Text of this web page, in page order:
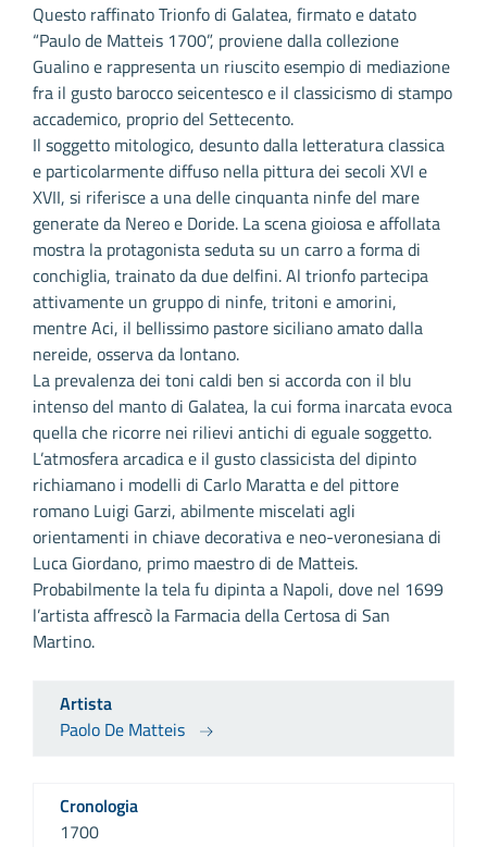
Questo raffinato Trionfo di Galatea, firmato e datato
“Paulo de Matteis 1700”, proviene dalla collezione
Gualino e rappresenta un riuscito esempio di mediazione
fra il gusto barocco seicentesco e il classicismo di stampo
accademico, proprio del Settecento.
Il soggetto mitologico, desunto dalla letteratura classica
e particolarmente diffuso nella pittura dei secoli XVI e
XVII, si riferisce a una delle cinquanta ninfe del mare
generate da Nereo e Doride. La scena gioiosa e affollata
mostra la protagonista seduta su un carro a forma di
conchiglia, trainato da due delfini. Al trionfo partecipa
attivamente un gruppo di ninfe, tritoni e amorini,
mentre Aci, il bellissimo pastore siciliano amato dalla
nereide, osserva da lontano.
La prevalenza dei toni caldi ben si accorda con il blu
intenso del manto di Galatea, la cui forma inarcata evoca
quella che ricorre nei rilievi antichi di eguale soggetto.
L’atmosfera arcadica e il gusto classicista del dipinto
richiamano i modelli di Carlo Maratta e del pittore
romano Luigi Garzi, abilmente miscelati agli
orientamenti in chiave decorativa e neo-veronesiana di
Luca Giordano, primo maestro di de Matteis.
Probabilmente la tela fu dipinta a Napoli, dove nel 1699
l’artista affrescò la Farmacia della Certosa di San
Martino.
Artista
Paolo De Matteis
Cronologia
1700